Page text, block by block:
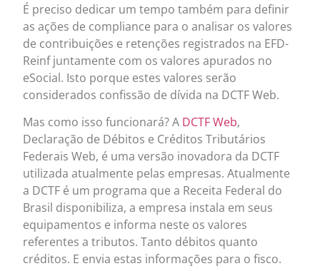
É preciso dedicar um tempo também para definir
as ações de compliance para o analisar os valores
de contribuições e retenções registrados na EFD-
Reinf juntamente com os valores apurados no
eSocial. Isto porque estes valores serão
considerados confissão de dívida na DCTF Web.
Mas como isso funcionará? A DCTF Web,
Declaração de Débitos e Créditos Tributários
Federais Web, é uma versão inovadora da DCTF
utilizada atualmente pelas empresas. Atualmente
a DCTF é um programa que a Receita Federal do
Brasil disponibiliza, a empresa instala em seus
equipamentos e informa neste os valores
referentes a tributos. Tanto débitos quanto
créditos. E envia estas informações para o fisco.